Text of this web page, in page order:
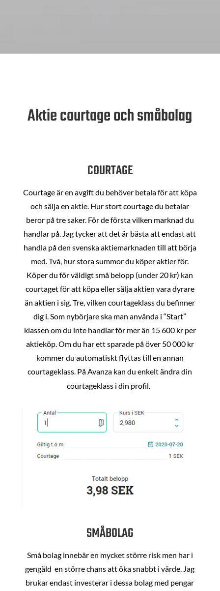
Aktie courtage och småbolag
COURTAGE
Courtage är en avgift du behöver betala för att köpa
och sälja en aktie. Hur stort courtage du betalar
beror på tre saker. För de första vilken marknad du
handlar på. Jag tycker att det är bästa att endast att
handla på den svenska aktiemarknaden till att börja
med. Två, hur stora summor du köper aktier för.
Köper du för väldigt små belopp (under 20 kr) kan
courtaget för att köpa eller sälja aktien vara dyrare
än aktien i sig. Tre, vilken courtageklass du befinner
dig i. Som nybörjare ska man använda i “Start”
klassen om du inte handlar för mer än 15 600 kr per
aktieköp. Om du har ett sparade på över 50 000 kr
kommer du automatiskt flyttas till en annan
courtageklass. På Avanza kan du enkelt ändra din
courtageklass i din profil.
SMÅBOLAG
Små bolag innebär en mycket större risk men har i
gengäld en större chans att öka snabbt i värde. Jag
brukar endast investerar i dessa bolag med pengar